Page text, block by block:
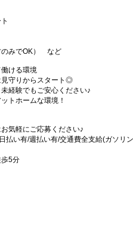
のみでOK） など
ける環境
見守りからスタート◎
経験でもご安心ください♪
トホームな環境！
気軽にご応募ください♪
い有/週払い有/交通費全支給(ガソリ
歩5分